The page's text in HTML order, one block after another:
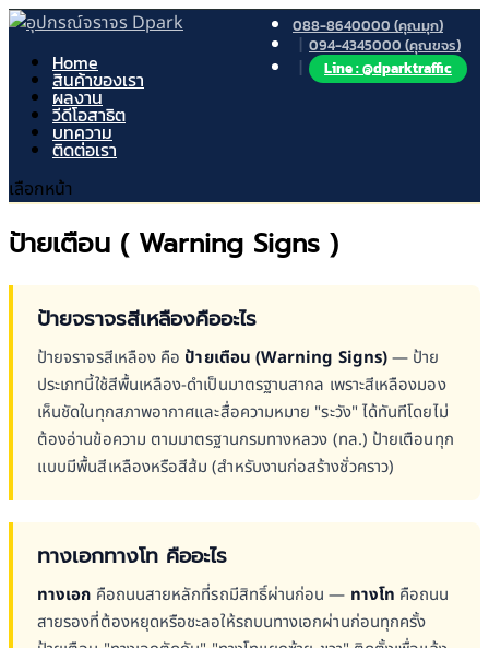
088-8640000 (คุณมุก)
094-4345000 (คุณขจร)
Line : @dparktraffic
Home
สินค้าของเรา
ผลงาน
วีดีโอสาธิต
บทความ
ติดต่อเรา
เลือกหน้า
ป้ายเตือน ( Warning Signs )
ป้ายจราจรสีเหลืองคืออะไร
ป้ายจราจรสีเหลือง คือ ป้ายเตือน (Warning Signs)— ป้าย
ประเภทนี้ใช้สีพื้นเหลือง-ดำเป็นมาตรฐานสากล เพราะสีเหลืองมอง
เห็นชัดในทุกสภาพอากาศและสื่อความหมาย "ระวัง" ได้ทันทีโดยไม่
ต้องอ่านข้อความ ตามมาตรฐานกรมทางหลวง (ทล.) ป้ายเตือนทุก
แบบมีพื้นสีเหลืองหรือสีส้ม (สำหรับงานก่อสร้างชั่วคราว)
ทางเอกทางโท คืออะไร
ทางเอก คือถนนสายหลักที่รถมีสิทธิ์ผ่านก่อน — ทางโท คือถนน
สายรองที่ต้องหยุดหรือชะลอให้รถบนทางเอกผ่านก่อนทุกครั้ง